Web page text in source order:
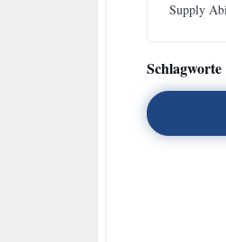
Supply
Schlagworte